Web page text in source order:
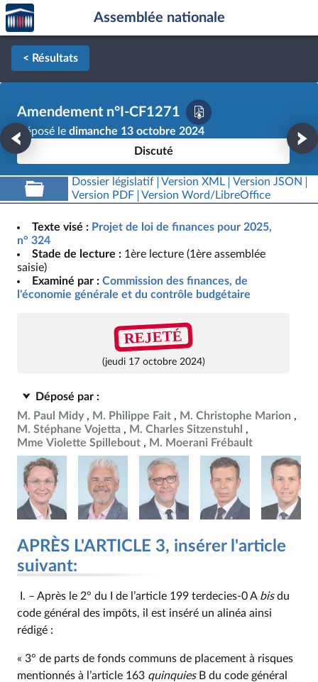
Aller au contenu
Aller en bas de la page
Accèder
à la
page
d'accueil
Assemblée nationale
< Résultats
Amendement n°I-CF1271
Déposé le dimanche 13 octobre 2024
Discuté
Dossier législatif Version XML
Version JSON
Version PDF
Version Word/LibreOffice
Texte visé : Projet de loi de finances pour 2025,
n° 324
Stade de lecture : 1ère lecture (1ère assemblée
saisie)
Examiné par : Commission des finances, de
l'économie générale et du contrôle budgétaire
REJETÉ
(jeudi 17 octobre 2024)
Déposé par :
M. Paul Midy
M. Philippe Fait
M. Christophe Marion
M. Stéphane Vojetta
M. Charles Sitzenstuhl
Mme Violette Spillebout
M. Moerani Frébault
APRÈS L'ARTICLE 3, insérer l'article
suivant:
I. – Après le 2° du I de l’article 199 terdecies-0 A bisdu
code général des impôts, il est inséré un alinéa ainsi
rédigé :
« 3° de parts de fonds communs de placement à risques
mentionnés à l’article 163 quinquiesB du code général